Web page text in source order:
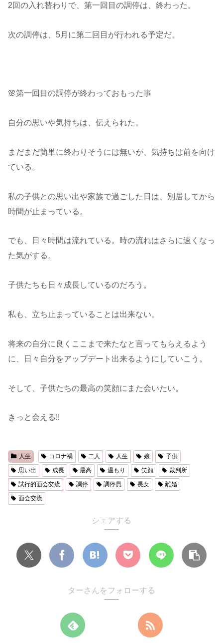
2回の入れ替わりで、第一回目の調停は、終わった。
次の調停は、5月に第二回目が行われる予定だ。
🌸第一回目の調停が終わっておもった事
自分の思いや気持ちは、伝えられた。
まだまだ簡単に終わりそうには無いが、気持ちは前を向け
ている。
私の子供との思い出や家族で過ごした日は、別居してから
時間が止まっている。
でも、日々時間は流れている。時の流れはさらに速くなっ
た気がする。
子供たちも日々成長しているのだろう。
私も、立ち止まっていることは出来ない。
将来の自分に良くここまで来たなと言ってもらえるよう
に、日々自分をアップデート出来るようにしていこう。
そして、子供たちの最高の笑顔にまた会いたい。
きっと会える!!
人生 コロナ禍 二人 人生 娘
子供
思い出
成長 最高 温もり 笑顔
裁判所
試行的面会交流
調停 調停員 長女
離婚
面会交流
シェアする
ターさんをフォローする